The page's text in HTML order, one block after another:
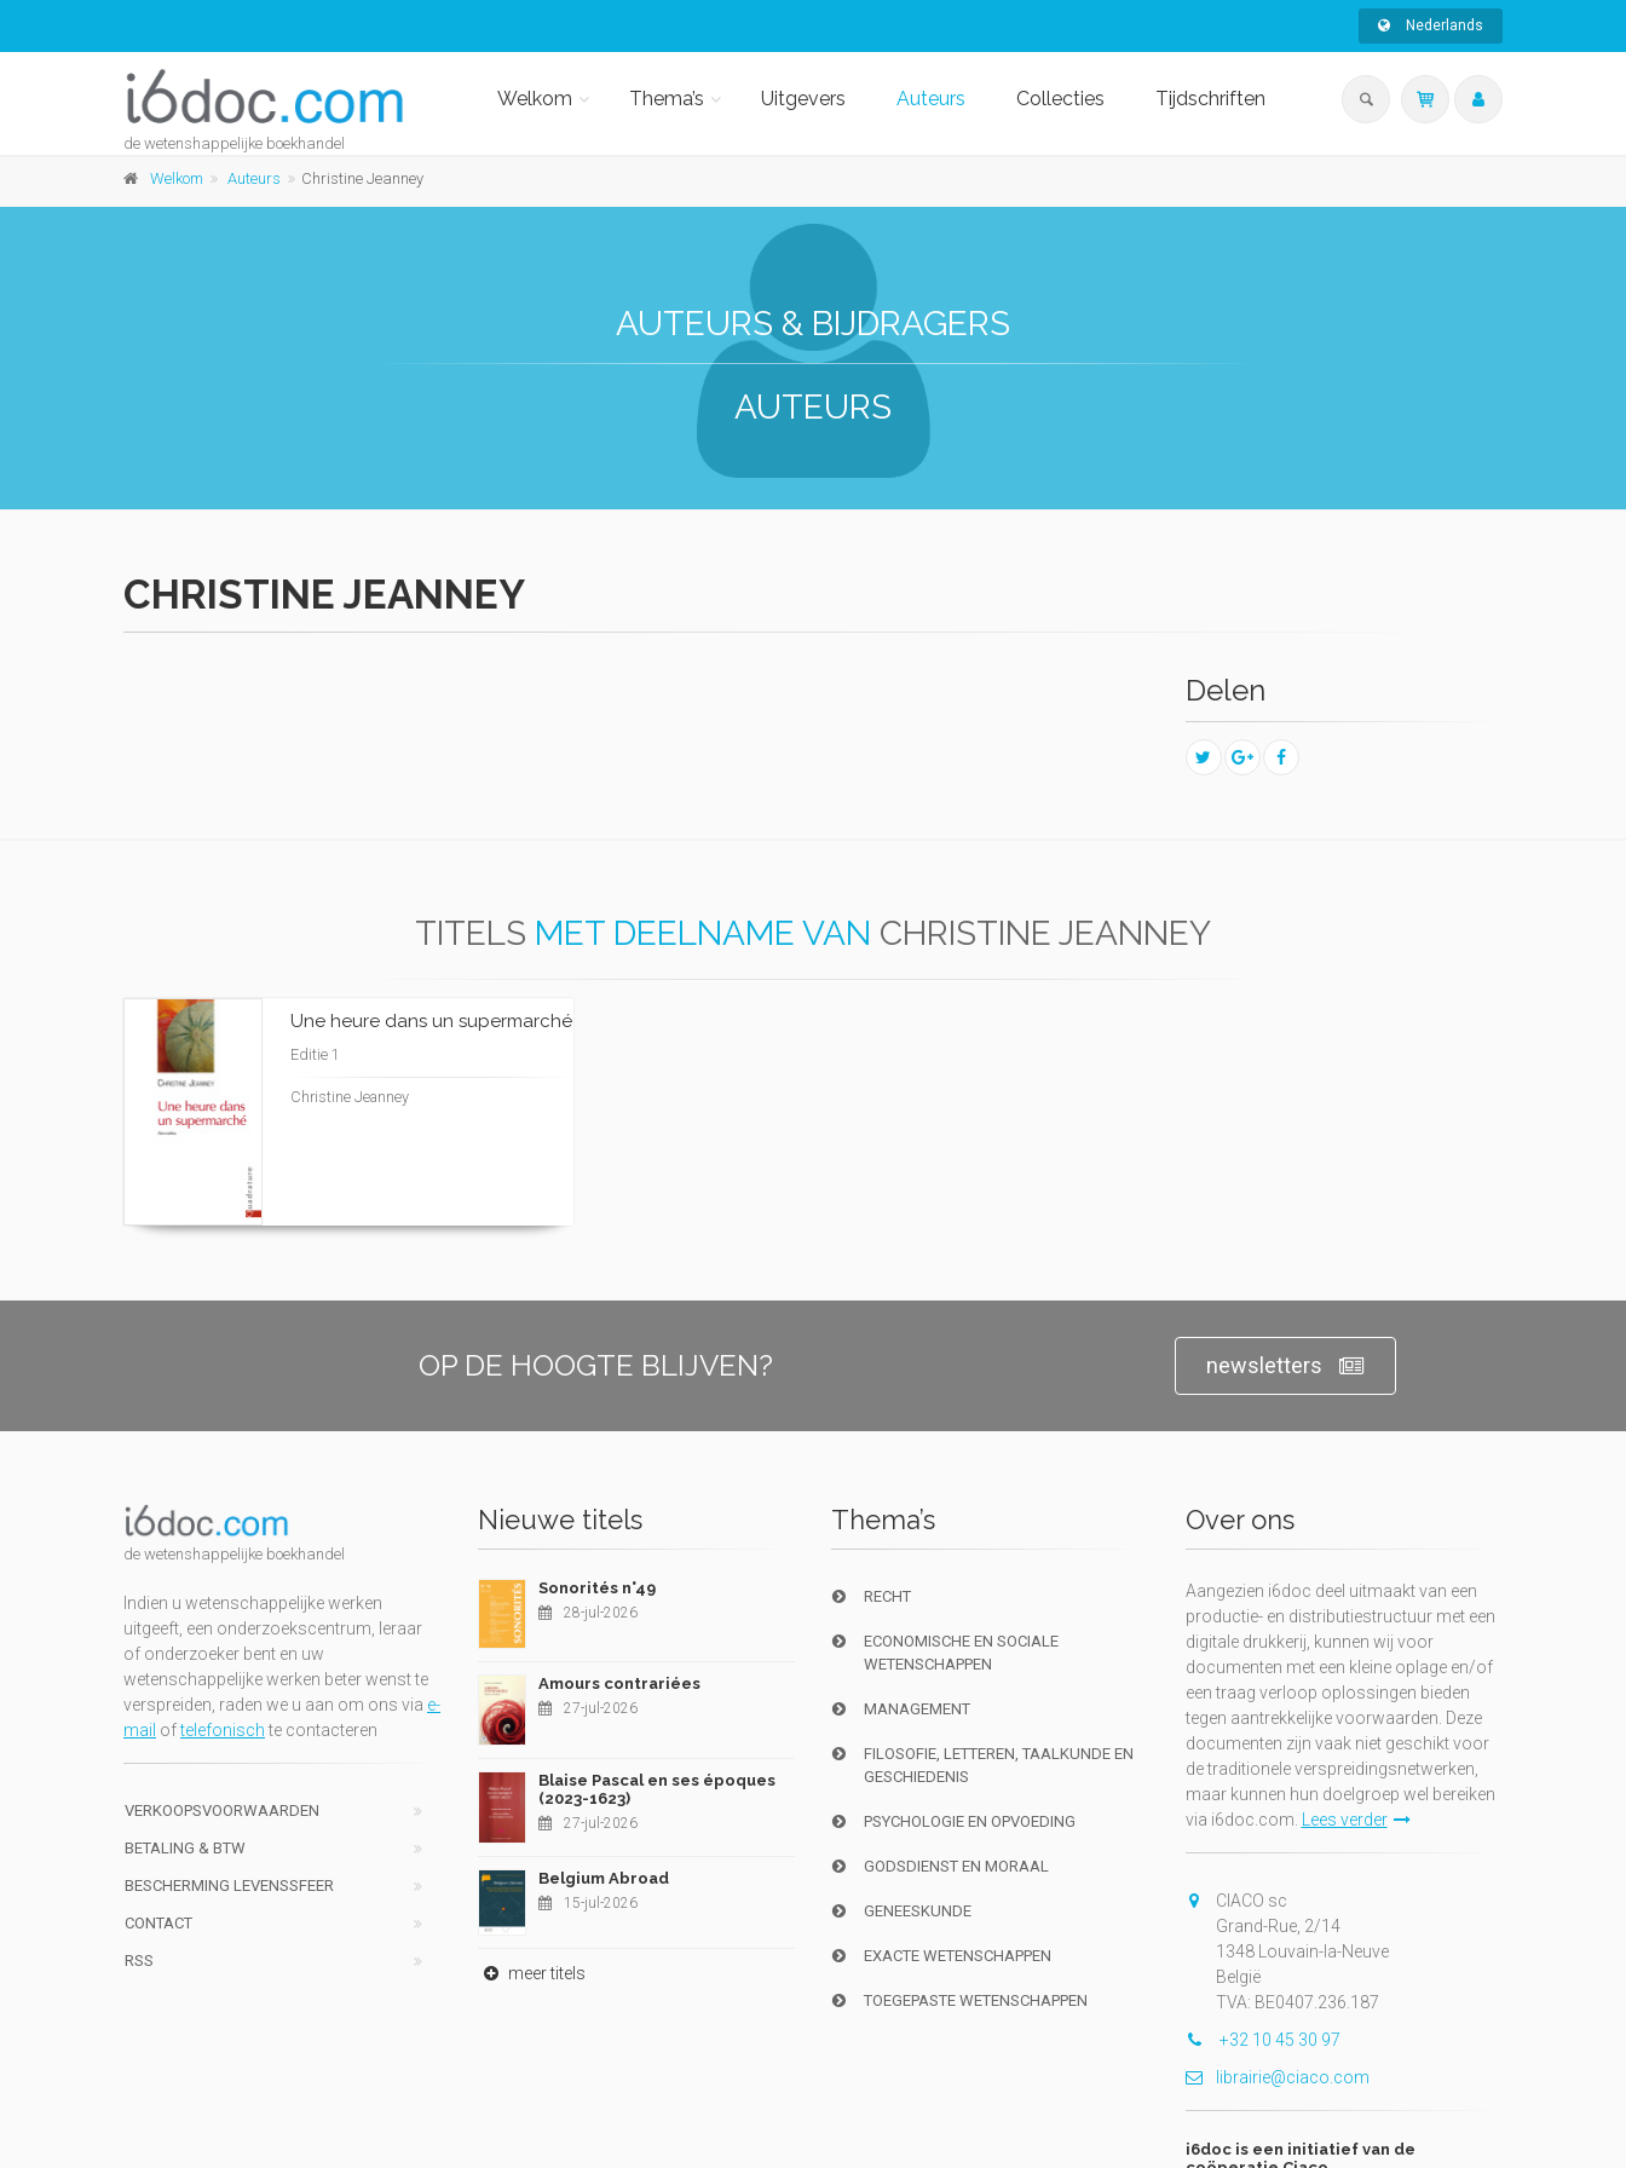
Nederlands
de wetenshappelijke boekhandel
Welkom Thema’s Uitgevers Auteurs Collecties Tijdschriften
Welkom Auteurs Christine Jeanney
AUTEURS & BIJDRAGERS
AUTEURS
CHRISTINE JEANNEY
Delen
TITELS MET DEELNAME VAN CHRISTINE JEANNEY
Une heure dans un supermarché
Editie 1
Christine Jeanney
OP DE HOOGTE BLIJVEN? newsletters
de wetenshappelijke boekhandel
Indien u wetenschappelijke werken
uitgeeft, een onderzoekscentrum, leraar
of onderzoeker bent en uw
wetenschappelijke werken beter wenst te
verspreiden, raden we u aan om ons via e-
mail oftelefonischte contacteren
VERKOOPSVOORWAARDEN
BETALING & BTW
BESCHERMING LEVENSSFEER
CONTACT
RSS
Nieuwe titels
Sonorités n°49
28-jul-2026
Amours contrariées
27-jul-2026
Blaise Pascal en ses époques
(2023-1623)
27-jul-2026
Belgium Abroad
15-jul-2026
meer titels
Thema’s
RECHT
ECONOMISCHE EN SOCIALE
WETENSCHAPPEN
MANAGEMENT
FILOSOFIE, LETTEREN, TAALKUNDE EN
GESCHIEDENIS
PSYCHOLOGIE EN OPVOEDING
GODSDIENST EN MORAAL
GENEESKUNDE
EXACTE WETENSCHAPPEN
TOEGEPASTE WETENSCHAPPEN
Over ons
Aangezien i6doc deel uitmaakt van een
productie- en distributiestructuur met een
digitale drukkerij, kunnen wij voor
documenten met een kleine oplage en/of
een traag verloop oplossingen bieden
tegen aantrekkelijke voorwaarden. Deze
documenten zijn vaak niet geschikt voor
de traditionele verspreidingsnetwerken,
maar kunnen hun doelgroep wel bereiken
via i6doc.com.
Lees verder
CIACO sc
Grand-Rue, 2/14
1348 Louvain-la-Neuve
België
TVA: BE0407.236.187
+32 10 45 30 97
librairie@ciaco.com
i6doc is een initiatief van de